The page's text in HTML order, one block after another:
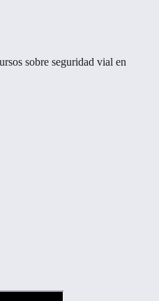
sobre seguridad vial en